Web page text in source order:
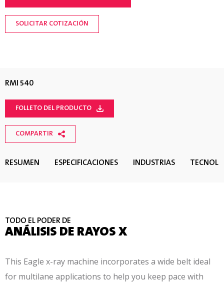
SOLICITAR COTIZACIÓN
RMI 540
RESUMEN ESPECIFICACIONES INDUSTRIAS
FOLLETO DEL PRODUCTO
COMPARTIR
TODO EL PODER DE
ANÁLISIS DE RAYOS X
This Eagle x-ray machine incorporates a wide belt ideal
for multilane applications to help you keep pace with